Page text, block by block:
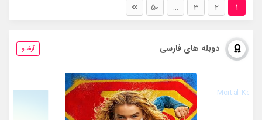
1
2
3
…
50
دوبله های فارسی آرشیو